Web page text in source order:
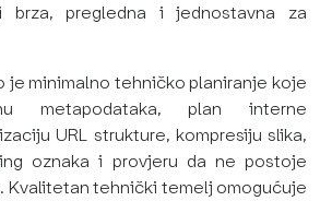
brza, pregledna i jednostavna za
je minimalno tehničko planiranje koje
metapodataka, plan interne
URL strukture, kompresiju slika,
oznaka i provjeru da ne postoje
Kvalitetan tehnički temelj omogućuje